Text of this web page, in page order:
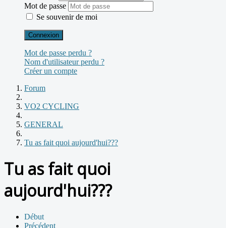
Mot de passe
Se souvenir de moi
Connexion
Mot de passe perdu ?
Nom d'utilisateur perdu ?
Créer un compte
Forum
VO2 CYCLING
GENERAL
Tu as fait quoi aujourd'hui???
Tu as fait quoi
aujourd'hui???
Début
Précédent